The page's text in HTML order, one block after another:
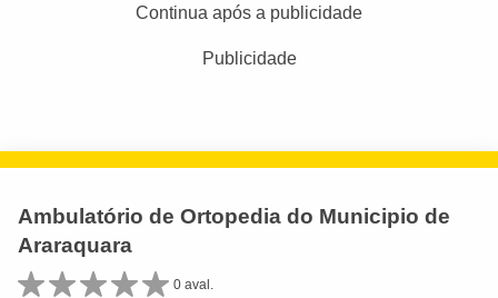
Continua após a publicidade
Publicidade
Ambulatório de Ortopedia do Municipio de
Araraquara
0 aval.